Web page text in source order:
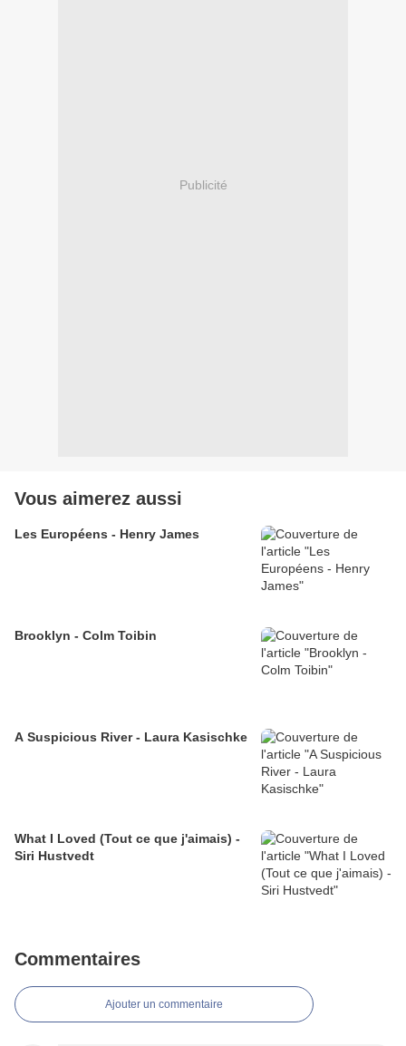
Publicité
Vous aimerez aussi
Les Européens - Henry James
Brooklyn - Colm Toibin
A Suspicious River - Laura Kasischke
What I Loved (Tout ce que j'aimais) -
Siri Hustvedt
Commentaires
Ajouter un commentaire